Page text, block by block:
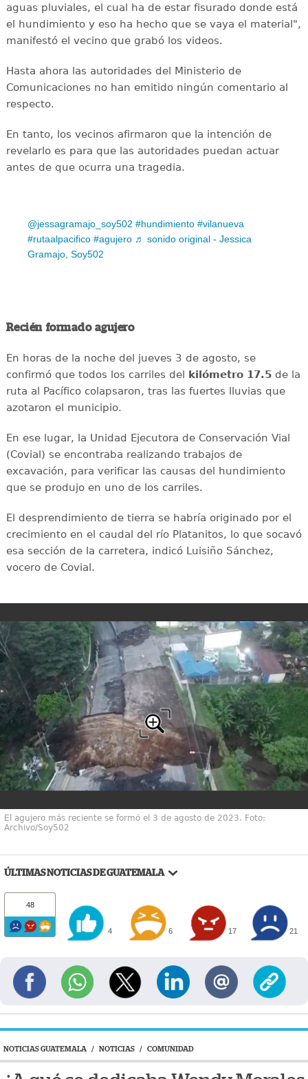
aguas pluviales, el cual ha de estar fisurado donde está
el hundimiento y eso ha hecho que se vaya el material",
manifestó el vecino que grabó los videos.
Hasta ahora las autoridades del Ministerio de
Comunicaciones no han emitido ningún comentario al
respecto.
En tanto, los vecinos afirmaron que la intención de
revelarlo es para que las autoridades puedan actuar
antes de que ocurra una tragedia.
@jessagramajo_soy502 #hundimiento #vilanueva
#rutaalpacifico #agujero ♬ sonido original - Jessica
Gramajo, Soy502
Recién formado agujero
En horas de la noche del jueves 3 de agosto, se
confirmó que todos los carriles del kilómetro 17.5de la
ruta al Pacífico colapsaron, tras las fuertes lluvias que
azotaron el municipio.
En ese lugar, la Unidad Ejecutora de Conservación Vial
(Covial) se encontraba realizando trabajos de
excavación, para verificar las causas del hundimiento
que se produjo en uno de los carriles.
El desprendimiento de tierra se habría originado por el
crecimiento en el caudal del río Platanitos, lo que socavó
esa sección de la carretera, indicó Luisiño Sánchez,
vocero de Covial.
El agujero más reciente se formó el 3 de agosto de 2023. Foto:
Archivo/Soy502
ÚLTIMAS NOTICIAS DE GUATEMALA
48
4 6 17 21
NOTICIAS GUATEMALA / NOTICIAS / COMUNIDAD